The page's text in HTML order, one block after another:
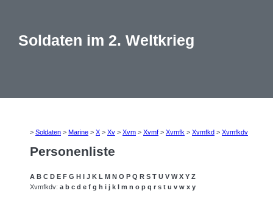
Soldaten im 2. Weltkrieg
> Soldaten > Marine > X > Xv > Xvm > Xvmf > Xvmfk > Xvmfkd > Xvmfkdv
Personenliste
A B C D E F G H I J K L M N O P Q R S T U V W X Y Z
Xvmfkdv: a b c d e f g h i j k l m n o p q r s t u v w x y